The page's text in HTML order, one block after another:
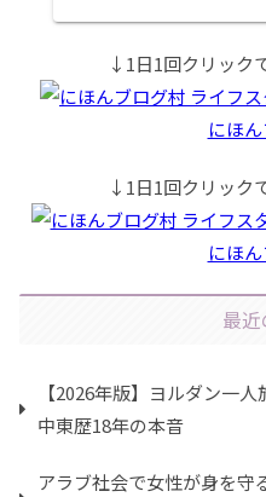
↓1日1回クリック
にほ
↓1日1回クリック
にほ
最
【2026年版】ヨルダン一
中東歴18年の本音
アラブ社会で女性が身を守